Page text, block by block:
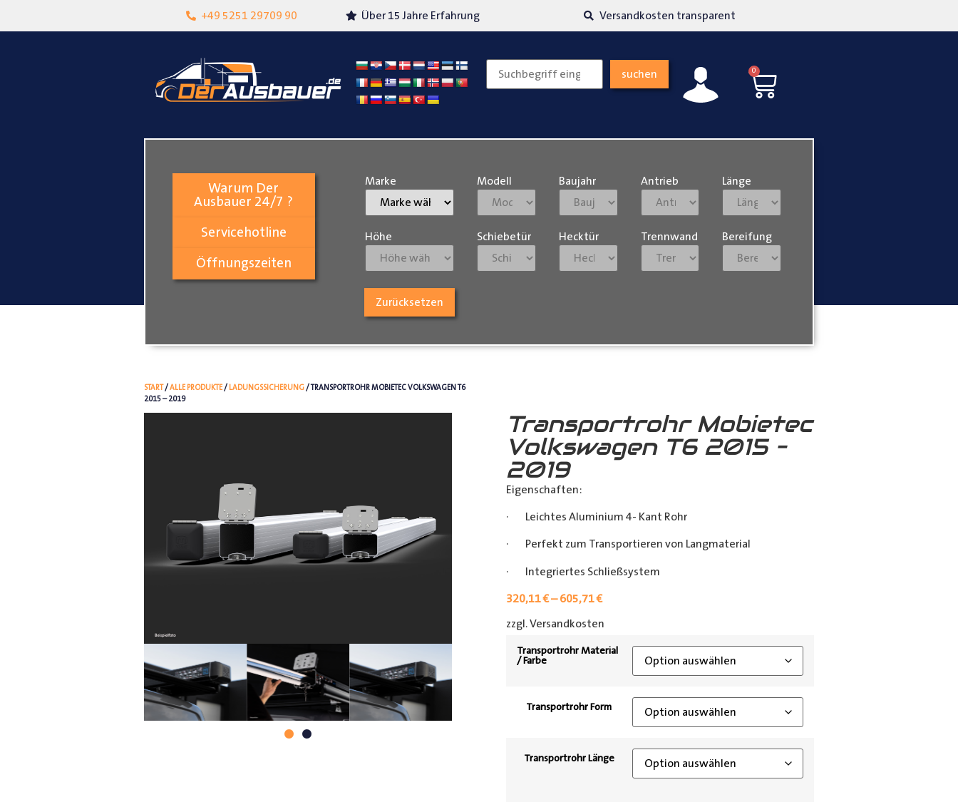
+49 5251 29709 90
Lokalgeschäft in Paderborn Über 15 Jahre Erfahrung Versandkosten transparent
suchen 0
Warum Der
Ausbauer 24/7 ?
Servicehotline
Öffnungszeiten
Marke Modell Baujahr Antrieb Länge
Höhe Schiebetür Hecktür Trennwand Bereifung
Zurücksetzen
START/ALLE PRODUKTE/ LADUNGSSICHERUNG/ TRANSPORTROHR MOBIETEC VOLKSWAGEN T6
2015 – 2019
Transportrohr Mobietec
Volkswagen T6 2015 –
2019
Eigenschaften:
· Leichtes Aluminium 4- Kant Rohr
· Perfekt zum Transportieren von Langmaterial
· Integriertes Schließsystem
320,11€–605,71€
zzgl. Versandkosten
Transportrohr Material
/ Farbe
Transportrohr Form
Transportrohr Länge